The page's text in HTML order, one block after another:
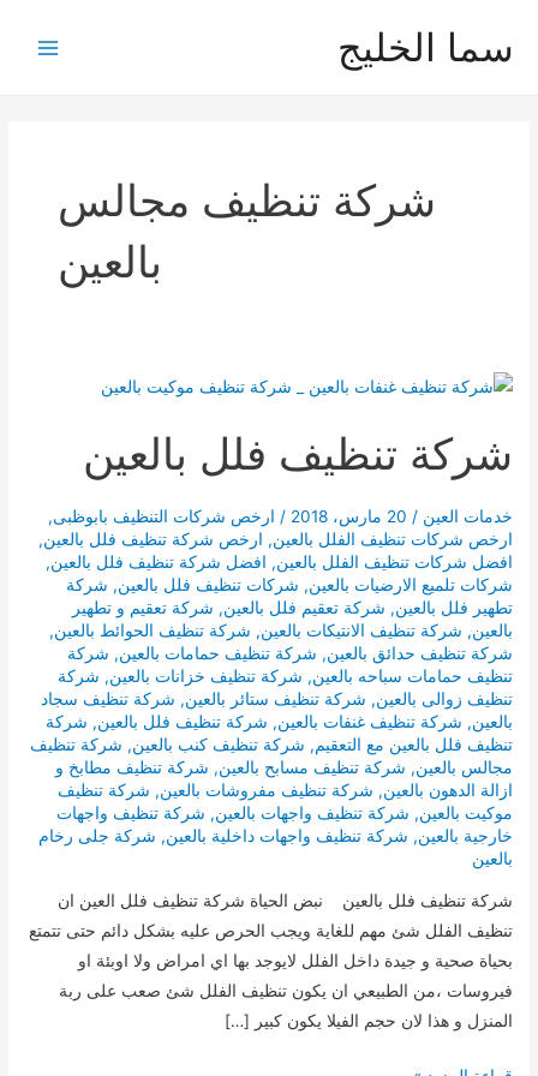
سما الخليج
شركة تنظيف مجالس
بالعين
شركة تنظيف فلل بالعين
خدمات العين / 20 مارس، 2018 / ارخص شركات التنظيف بابوظبى,
ارخص شركات تنظيف الفلل بالعين, ارخص شركة تنظيف فلل بالعين,
افضل شركات تنظيف الفلل بالعين, افضل شركة تنظيف فلل بالعين,
شركات تلميع الارضيات بالعين, شركات تنظيف فلل بالعين, شركة
تطهير فلل بالعين, شركة تعقيم فلل بالعين, شركة تعقيم و تطهير
بالعين, شركة تنظيف الانتيكات بالعين, شركة تنظيف الحوائط بالعين,
شركة تنظيف حدائق بالعين, شركة تنظيف حمامات بالعين, شركة
تنظيف حمامات سباحه بالعين, شركة تنظيف خزانات بالعين, شركة
تنظيف زوالى بالعين, شركة تنظيف ستائر بالعين, شركة تنظيف سجاد
بالعين, شركة تنظيف غنفات بالعين, شركة تنظيف فلل بالعين, شركة
تنظيف فلل بالعين مع التعقيم, شركة تنظيف كنب بالعين, شركة تنظيف
مجالس بالعين, شركة تنظيف مسابح بالعين, شركة تنظيف مطابخ و
ازالة الدهون بالعين, شركة تنظيف مفروشات بالعين, شركة تنظيف
موكيت بالعين, شركة تنظيف واجهات بالعين, شركة تنظيف واجهات
خارجية بالعين, شركة تنظيف واجهات داخلية بالعين, شركة جلى رخام
بالعين
شركة تنظيف فلل بالعين نبض الحياة شركة تنظيف فلل العين ان
تنظيف الفلل شئ مهم للغاية ويجب الحرص عليه بشكل دائم حتى تتمتع
بحياة صحية و جيدة داخل الفلل لايوجد بها اي امراض ولا اوبئة او
فيروسات ،من الطبيعي ان يكون تنظيف الفلل شئ صعب على ربة
المنزل و هذا لان حجم الفيلا يكون كبير […]